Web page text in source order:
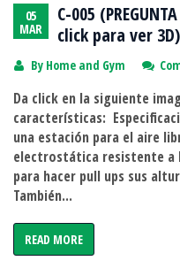
05
MAR
C-005
click para ver 3D)
By Home and Gym
Da click en la siguiente
características:
una estación para el aire
electrostática resistente a
para hacer pull ups sus
También...
READ MORE